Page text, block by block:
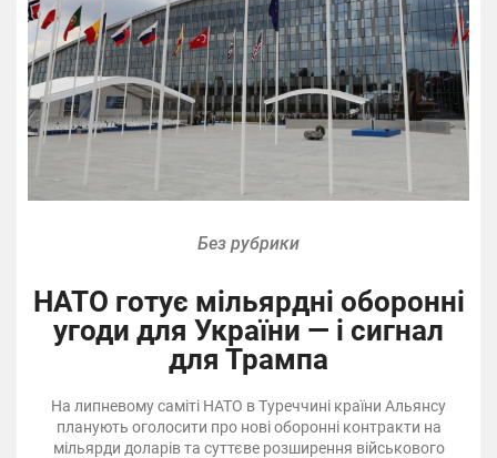
Без рубрики
НАТО готує мільярдні оборонні
угоди для України — і сигнал
для Трампа
На липневому саміті НАТО в Туреччині країни Альянсу
планують оголосити про нові оборонні контракти на
мільярди доларів та суттєве розширення військового